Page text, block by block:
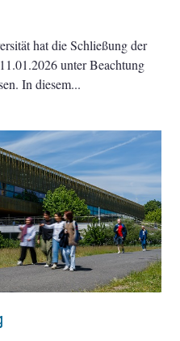
hat die Schließung der
unter Beachtung
In diesem